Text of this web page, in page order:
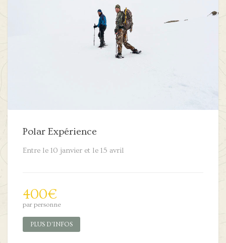
Polar Expérience
Entre le 10 janvier et le 15 avril
400€
par personne
PLUS D'INFOS